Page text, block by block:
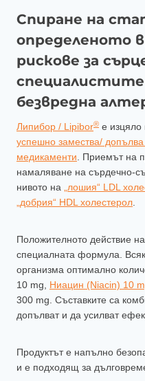
Спиране на
определеното
рискове за
специалистите
безвредна
Липибор / Lipibor® е изцяло
успешно замества/
медикаменти. Приемът на
намаляване на сърдечно-
нивото на „лошия“ LDL
„добрия“ HDL холестерол.
Положителното действие
специалната формула.
организма оптимално
10 mg, Ниацин (Niacin) 10
300 mg. Съставките са
допълват и да усилват
Продуктът е напълно
и е подходящ за